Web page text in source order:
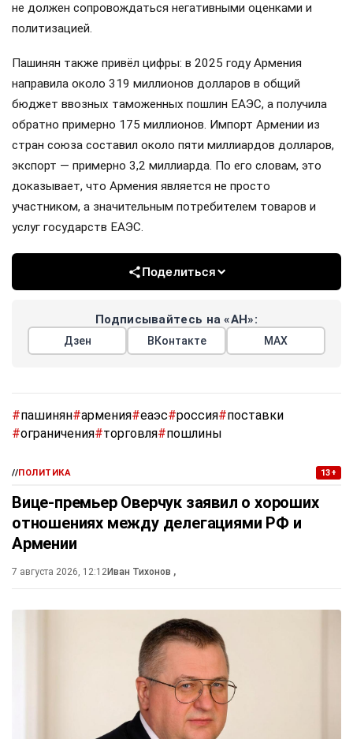
не должен сопровождаться негативными оценками и
политизацией.
Пашинян также привёл цифры: в 2025 году Армения
направила около 319 миллионов долларов в общий
бюджет ввозных таможенных пошлин ЕАЭС, а получила
обратно примерно 175 миллионов. Импорт Армении из
стран союза составил около пяти миллиардов долларов,
экспорт — примерно 3,2 миллиарда. По его словам, это
доказывает, что Армения является не просто
участником, а значительным потребителем товаров и
услуг государств ЕАЭС.
Поделиться
Подписывайтесь на «АН»:
Дзен ВКонтакте МАХ
#пашинян#армения#еаэс#россия#поставки
#ограничения#торговля#пошлины
//ПОЛИТИКА 13+
Вице-премьер Оверчук заявил о хороших
отношениях между делегациями РФ и
Армении
7 августа 2026, 12:12Иван Тихонов ,